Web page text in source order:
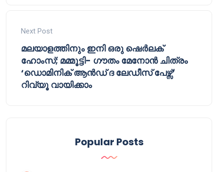
Next Post
മലയാളത്തിനും ഇനി ഒരു ഷെർലക്
ഹോംസ്; മമ്മൂട്ടി- ഗൗതം മേനോൻ ചിത്രം
‘ഡൊമിനിക് ആൻഡ് ദ ലേഡീസ് പേഴ്സ്’
റിവ്യൂ വായിക്കാം
Popular Posts